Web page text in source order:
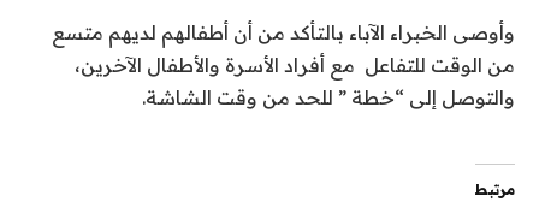
وأوصى الخبراء الآباء بالتأكد من أن أطفالهم لديهم متسع
من الوقت للتفاعل مع أفراد الأسرة والأطفال الآخرين،
والتوصل إلى “خطة ” للحد من وقت الشاشة.
مرتبط